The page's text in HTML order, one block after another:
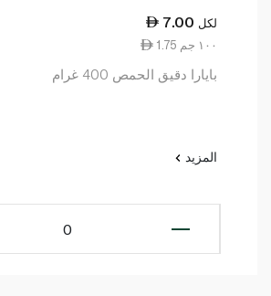
7.00 لكل
1.75 ١٠٠ جم
بايارا دقيق الحمص 400 غرام
المزيد
0